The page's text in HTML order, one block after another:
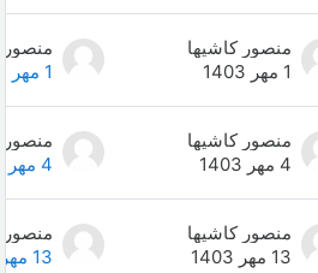
منصور کاشیها
0
منصور کاشیها
4 مهر 1403
0
منصور کاشیها
13 مهر 1403
0